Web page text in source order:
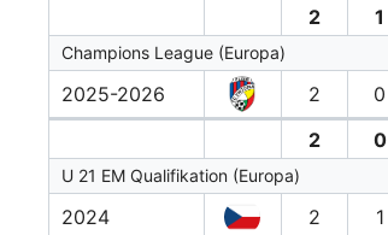
2 1
Champions League (Europa)
2025-2026 2 0
2 0
U 21 EM Qualifikation (Europa)
2024 2 1